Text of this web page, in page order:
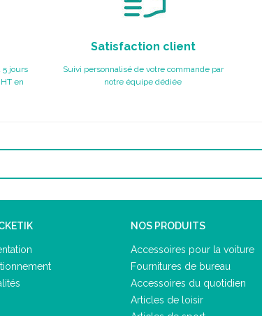
5 jours
en
Satisfaction client
Suivi personnalisé de votre commande par
notre équipe dédiée
NOS PRODUITS
Accessoires pour la voiture
Fournitures de bureau
Accessoires du quotidien
Articles de loisir